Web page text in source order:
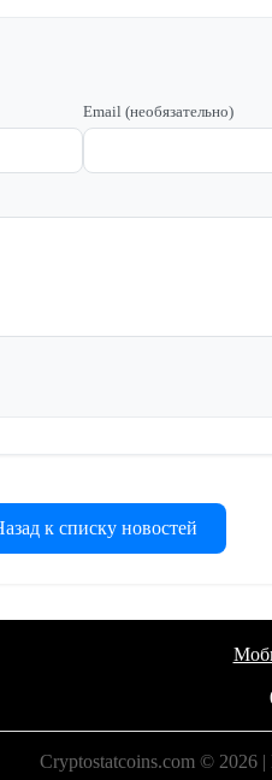
Email (необязательно)
к списку новостей
Cryptostatcoins.com © 2026